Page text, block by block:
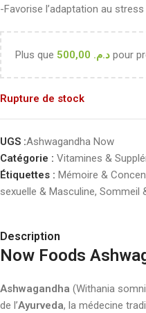
-Favorise l’adaptation au
Plus que د.م. pour
Rupture de stock
UGS :Ashwagandha Now
Catégorie : Vitamines &
Étiquettes : Mémoire &
sexuelle & Masculine, Sommeil
Description
Now Foods
Ashwagandha (Withania
de l’Ayurveda, la médecine